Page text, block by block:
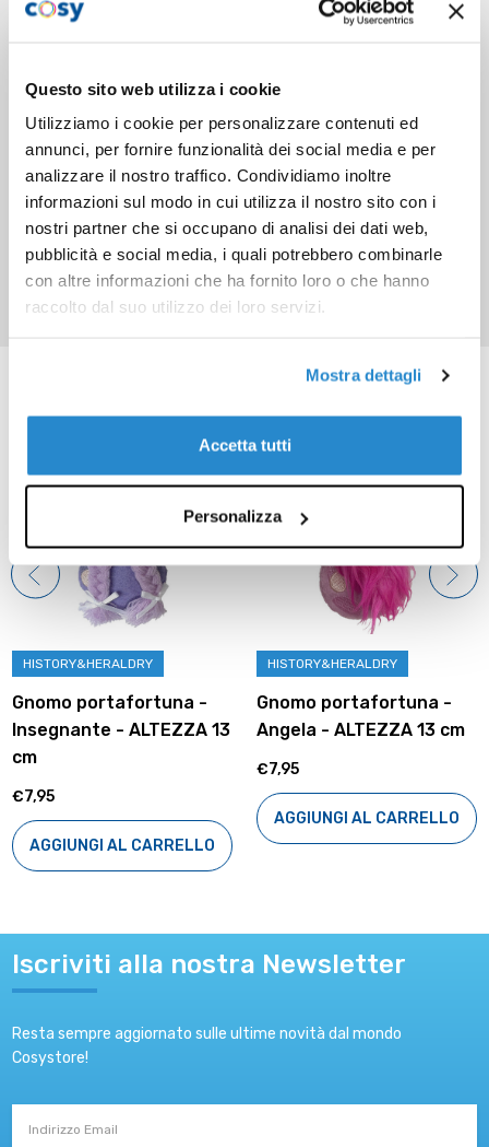
Questo sito web utilizza i cookie
Utilizziamo i cookie per personalizzare contenuti ed
annunci, per fornire funzionalità dei social media e per
analizzare il nostro traffico. Condividiamo inoltre
informazioni sul modo in cui utilizza il nostro sito con i
nostri partner che si occupano di analisi dei dati web,
pubblicità e social media, i quali potrebbero combinarle
con altre informazioni che ha fornito loro o che hanno
raccolto dal suo utilizzo dei loro servizi.
Mostra dettagli
Accetta tutti
Personalizza
HISTORY&HERALDRY
Gnomo portafortuna -
Insegnante - ALTEZZA 13
cm
€7,95
AGGIUNGI AL CARRELLO
HISTORY&HERALDRY
Gnomo portafortuna -
Angela - ALTEZZA 13 cm
€7,95
AGGIUNGI AL CARRELLO
Iscriviti alla nostra Newsletter
Resta sempre aggiornato sulle ultime novità dal mondo
Cosystore!